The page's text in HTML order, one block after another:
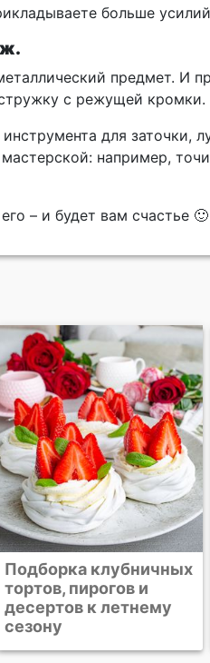
больше
предмет. И
с режущей
инструмента для
например,
– и будет вам счастье 🙂
Подборка рецептов к
посту. Постные
горячие блюда, супы,
салаты и десерты